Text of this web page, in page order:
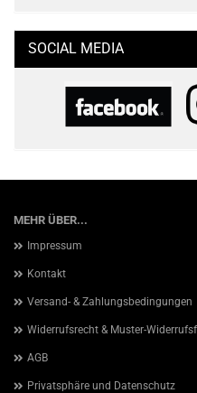
SOCIAL MEDIA
MEHR ÜBER...
Impressum
Kontakt
Versand- & Zahlungsbedingungen
Widerrufsrecht & Muster-
AGB
Privatsphäre und Datenschutz